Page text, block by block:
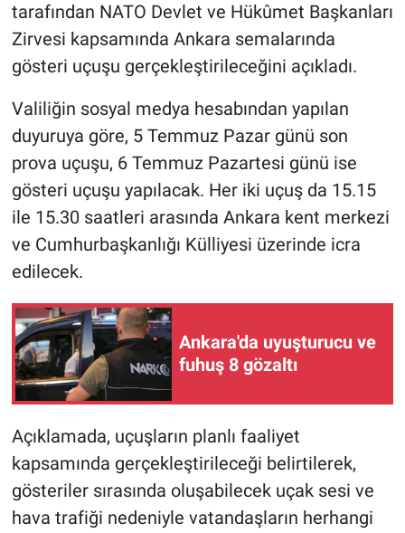
tarafından NATO Devlet ve Hükûmet Başkanları
Zirvesi kapsamında Ankara semalarında
gösteri uçuşu gerçekleştirileceğini açıkladı.
Valiliğin sosyal medya hesabından yapılan
duyuruya göre, 5 Temmuz Pazar günü son
prova uçuşu, 6 Temmuz Pazartesi günü ise
gösteri uçuşu yapılacak. Her iki uçuş da 15.15
ile 15.30 saatleri arasında Ankara kent merkezi
ve Cumhurbaşkanlığı Külliyesi üzerinde icra
edilecek.
Ankara'da uyuşturucu ve
fuhuş 8 gözaltı
Açıklamada, uçuşların planlı faaliyet
kapsamında gerçekleştirileceği belirtilerek,
gösteriler sırasında oluşabilecek uçak sesi ve
hava trafiği nedeniyle vatandaşların herhangi